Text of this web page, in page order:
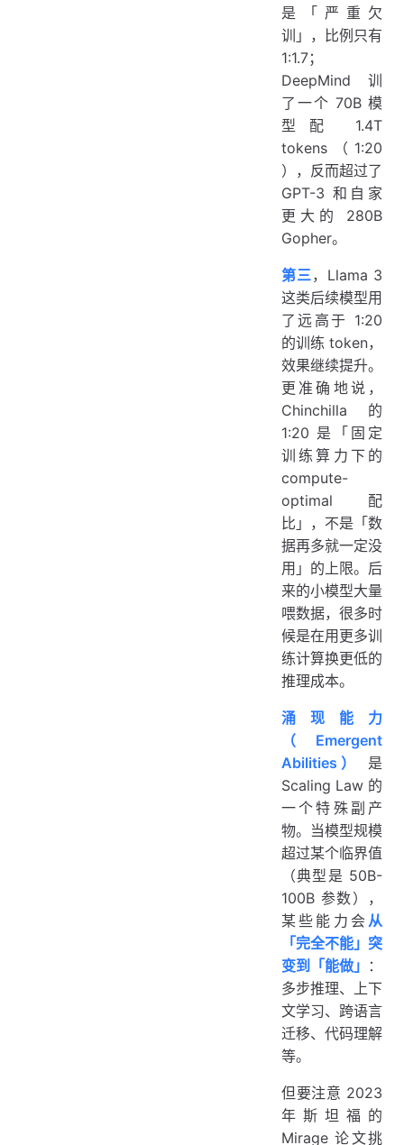
是「严重欠
训」，比例只有
1:1.7；
DeepMind 训
了一个 70B 模
型配 1.4T
tokens（1:20
），反而超过了
GPT-3 和自家
更大的 280B
Gopher。
第三，Llama 3
这类后续模型用
了远高于 1:20
的训练 token，
效果继续提升。
更准确地说，
Chinchilla 的
1:20 是「固定
训练算力下的
compute-
optimal 配
比」，不是「数
据再多就一定没
用」的上限。后
来的小模型大量
喂数据，很多时
候是在用更多训
练计算换更低的
推理成本。
涌现能力
（Emergent
Abilities）
是
Scaling Law 的
一个特殊副产
物。当模型规模
超过某个临界值
（典型是 50B-
100B 参数），
某些能力会 从
「完全不能」突
变到「能做」 ：
多步推理、上下
文学习、跨语言
迁移、代码理解
等。
但要注意 2023
年斯坦福的
Mirage 论文挑